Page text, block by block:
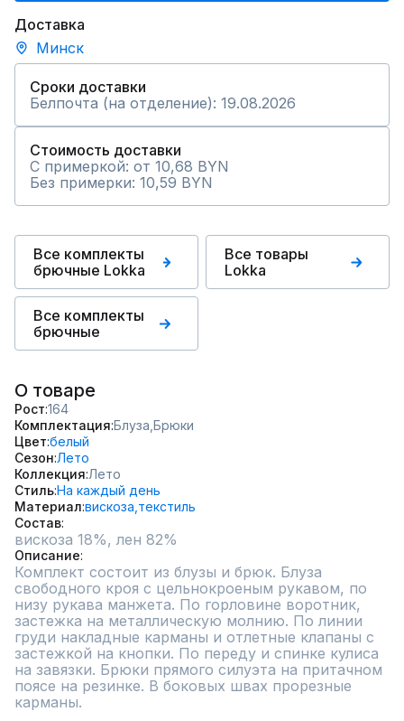
Доставка
Минск
Сроки доставки
Белпочта (на отделение): 19.08.2026
Стоимость доставки
С примеркой: от 10,68 BYN
Без примерки: 10,59 BYN
Все комплекты
брючные Lokka
Все товары
Lokka
Все комплекты
брючные
О товаре
Рост 164
Комплектация Блуза, Брюки
Цвет белый
Сезон Лето
Коллекция Лето
СтильНа каждый день
Материал вискоза, текстиль
Состав
вискоза 18%, лен 82%
Описание
Комплект состоит из блузы и брюк. Блуза
свободного кроя с цельнокроеным рукавом, по
низу рукава манжета. По горловине воротник,
застежка на металлическую молнию. По линии
груди накладные карманы и отлетные клапаны с
застежкой на кнопки. По переду и спинке кулиса
на завязки. Брюки прямого силуэта на притачном
поясе на резинке. В боковых швах прорезные
карманы.